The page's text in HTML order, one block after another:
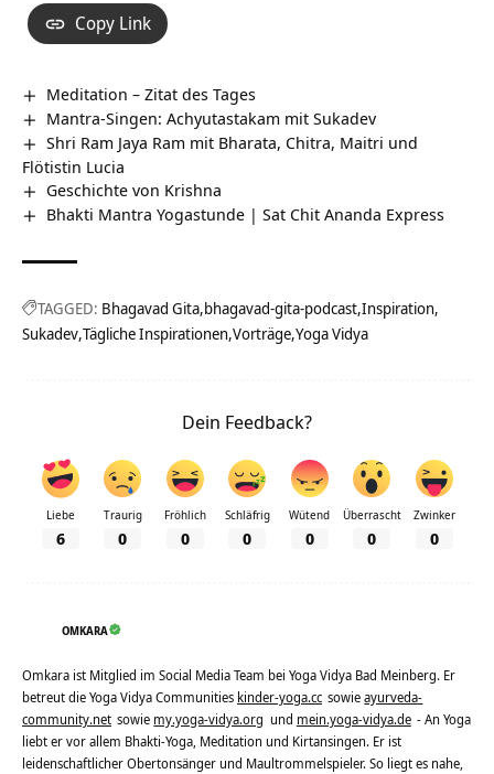
Copy Link
Meditation – Zitat des Tages
Mantra-Singen: Achyutastakam mit Sukadev
Shri Ram Jaya Ram mit Bharata, Chitra, Maitri und
Flötistin Lucia
Geschichte von Krishna
Bhakti Mantra Yogastunde | Sat Chit Ananda Express
TAGGED: Bhagavad Gita bhagavad-gita-podcast Inspiration
Sukadev Tägliche Inspirationen Vorträge Yoga Vidya
Dein Feedback?
Liebe
6
Traurig
0
Fröhlich
0
Schläfrig
0
Wütend
0
Überrascht
0
Zwinker
0
OMKARA
Omkara ist Mitglied im Social Media Team bei Yoga Vidya Bad Meinberg. Er
betreut die Yoga Vidya Communities kinder-yoga.cc sowieayurveda-
community.net sowie my.yoga-vidya.org und mein.yoga-vidya.de - An Yoga
liebt er vor allem Bhakti-Yoga, Meditation und Kirtansingen. Er ist
leidenschaftlicher Obertonsänger und Maultrommelspieler. So liegt es nahe,